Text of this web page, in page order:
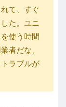
て、すぐ
た。ユニ
使う時間
者だな、
ラブルが